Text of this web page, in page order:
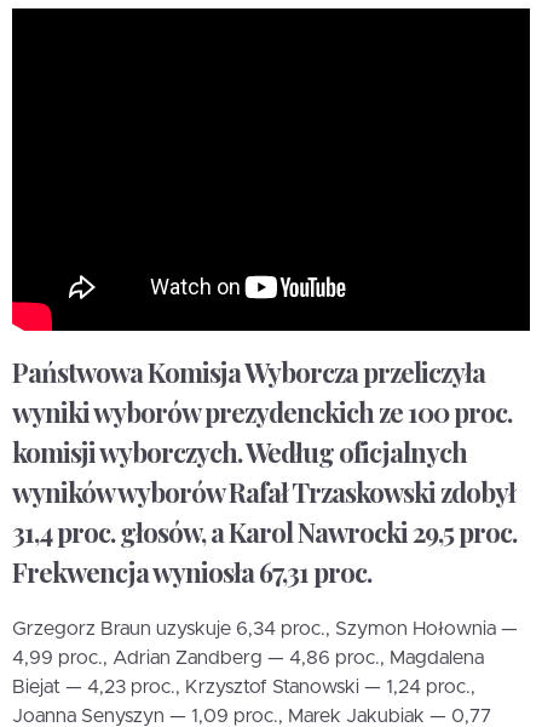
Państwowa Komisja Wyborcza przeliczyła
wyniki wyborów prezydenckich ze 100 proc.
komisji wyborczych. Według oficjalnych
wyników wyborów Rafał Trzaskowski zdobył
31,4 proc. głosów, a Karol Nawrocki 29,5 proc.
Frekwencja wyniosła 67,31 proc.
Grzegorz Braun uzyskuje 6,34 proc., Szymon Hołownia —
4,99 proc., Adrian Zandberg — 4,86 proc., Magdalena
Biejat — 4,23 proc., Krzysztof Stanowski — 1,24 proc.,
Joanna Senyszyn — 1,09 proc., Marek Jakubiak — 0,77